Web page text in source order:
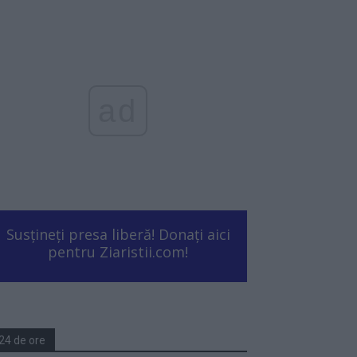
Susțineți presa liberă! Donați aici
pentru Ziaristii.com!
de ore